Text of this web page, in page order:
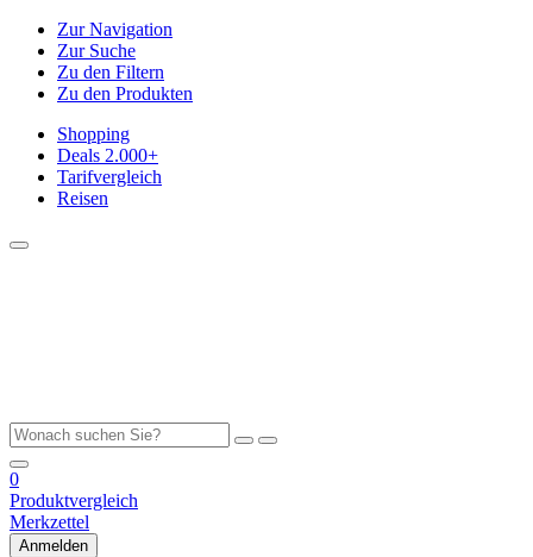
Zur Navigation
Zur Suche
Zu den Filtern
Zu den Produkten
Shopping
Deals 2.000+
Tarifvergleich
Reisen
0
Produktvergleich
Merkzettel
Anmelden